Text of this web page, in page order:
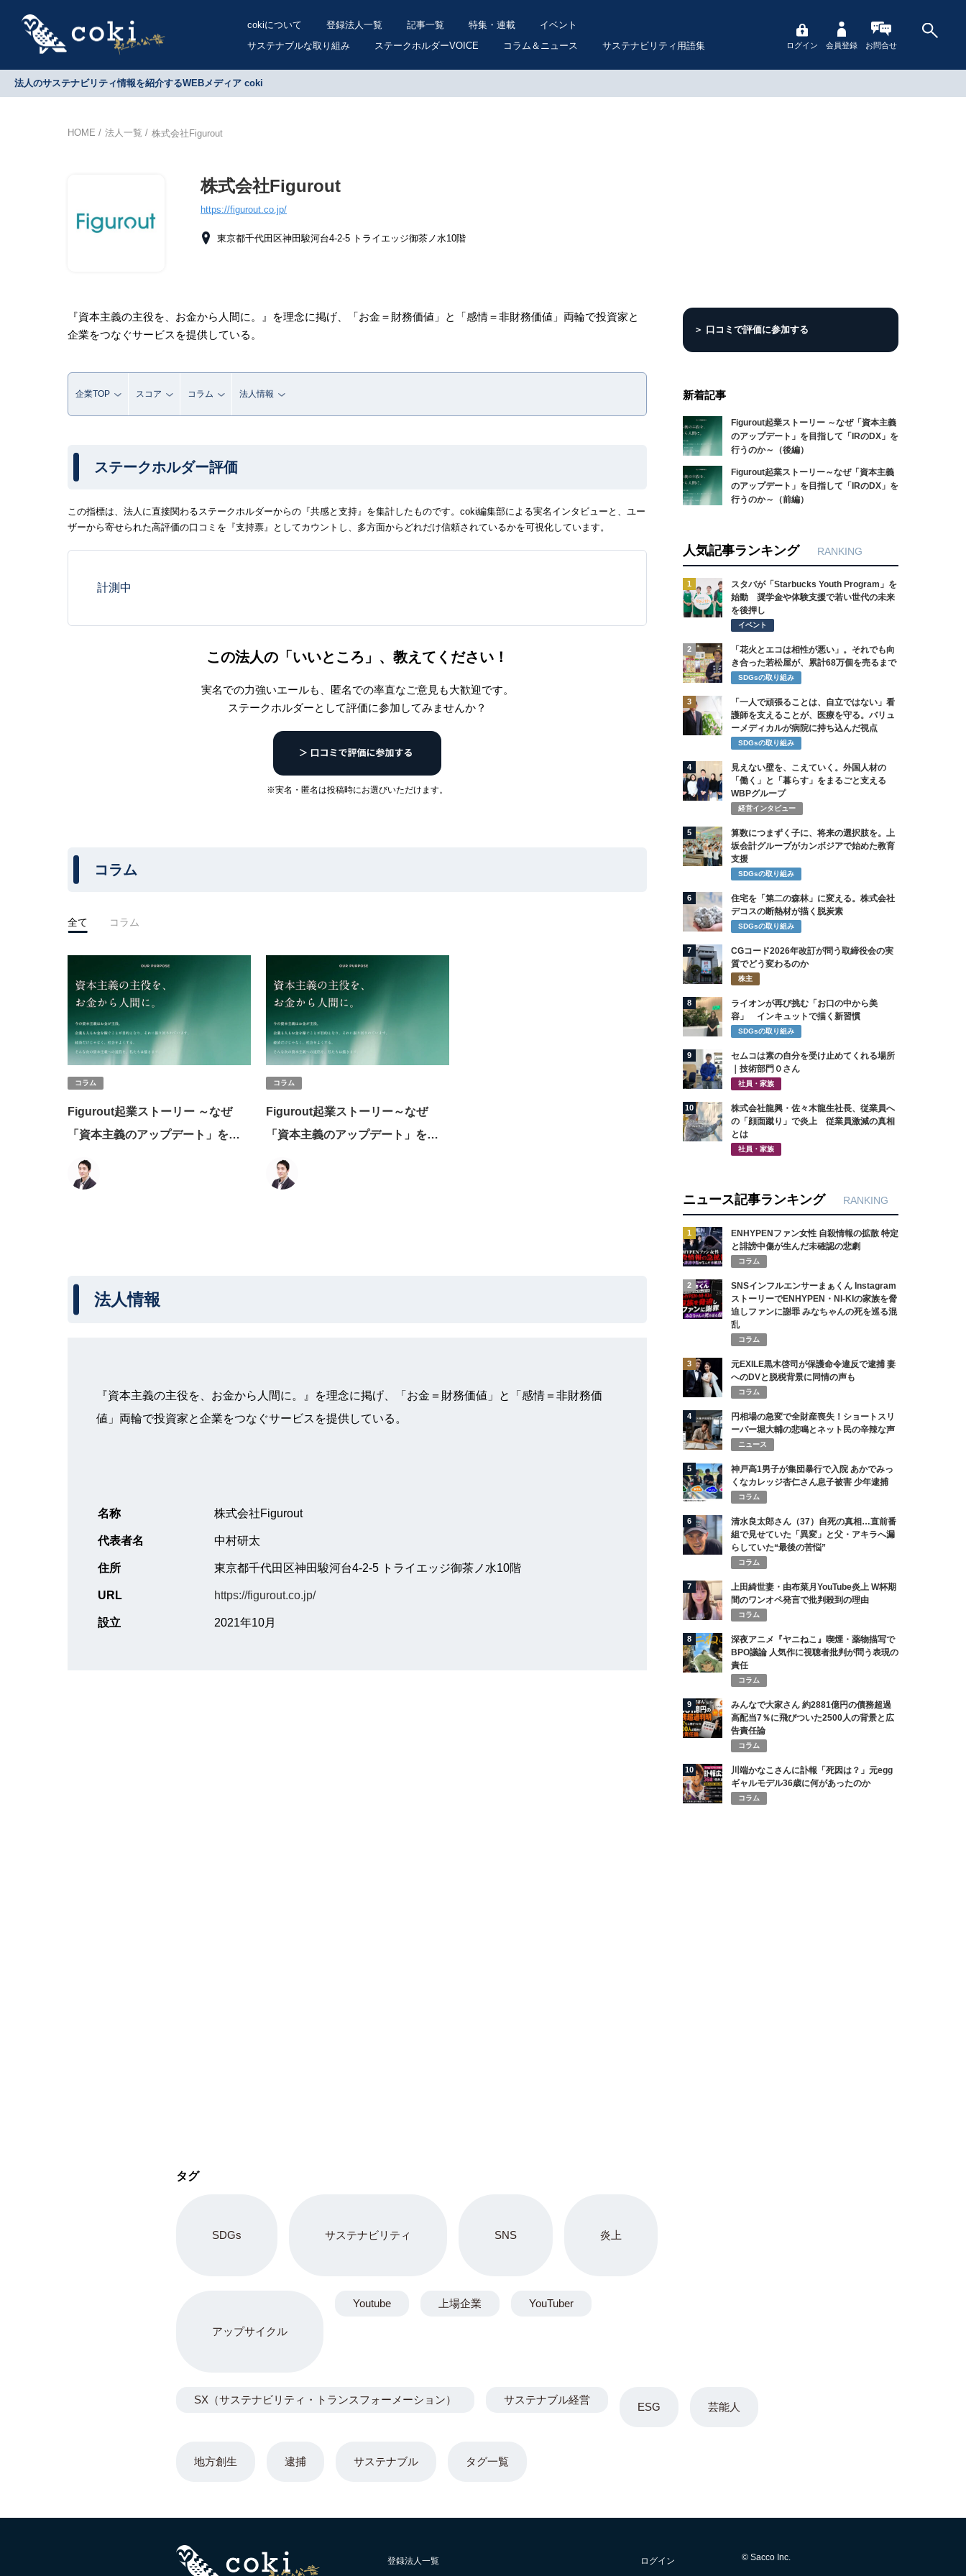
cokiについて 登録法人一覧 記事一覧 特集・連載
イベント
サステナブルな取り組み
ステークホルダーVOICE コラム＆ニュース サステナビリティ用語集 ログイン 会員登録 お問合せ
法人のサステナビリティ情報を紹介するWEBメディア coki
HOME 法人一覧 株式会社Figurout
株式会社Figurout
https://figurout.co.jp/
東京都千代田区神田駿河台4-2-5 トライエッジ御茶ノ水10階
『資本主義の主役を、お金から人間に。』を理念に掲げ、「お金＝財務価値」と「感情＝非財務価値」両輪で投資家と
企業をつなぐサービスを提供している。
企業TOP スコア コラム 法人情報
ステークホルダー評価
この指標は、法人に直接関わるステークホルダーからの『共感と支持』を集計したものです。coki編集部による実名インタビューと、ユー
ザーから寄せられた高評価の口コミを『支持票』としてカウントし、多方面からどれだけ信頼されているかを可視化しています。
計測中
この法人の「いいところ」、 教えてください！
実名での力強いエールも、匿名での率直なご意見も大歓迎です。
ステークホルダーとして評価に参加してみませんか？
※実名・匿名は投稿時にお選びいただけます。
コラム
全て コラム
コラム
Figurout起業ストーリー ～なぜ
「資本主義のアップデート」を目
指して「IRのDX」を行うのか～
（後編）
コラム
Figurout起業ストーリー～なぜ
「資本主義のアップデート」を目
指して「IRのDX」を行うのか～
（前編）
法人情報
『資本主義の主役を、お金から人間に。』を理念に掲げ、「お金＝財務価値」と「感情＝非財務価
値」両輪で投資家と企業をつなぐサービスを提供している。
名称 株式会社Figurout
代表者名 中村研太
住所 東京都千代田区神田駿河台4-2-5 トライエッジ御茶ノ水10階
URL https://figurout.co.jp/
設立 2021年10月
＞ 口コミで評価に参加する
新着記事
Figurout起業ストーリー ～なぜ「資本主義
のアップデート」を目指して「IRのDX」を
行うのか～（後編）
Figurout起業ストーリー～なぜ「資本主義
のアップデート」を目指して「IRのDX」を
行うのか～（前編）
人気記事ランキング RANKING
1
スタバが「Starbucks Youth Program」を
始動 奨学金や体験支援で若い世代の未来
を後押し
イベント
2
「花火とエコは相性が悪い」。それでも向
き合った若松屋が、累計68万個を売るまで
SDGsの取り組み
3
「一人で頑張ることは、自立ではない」看
護師を支えることが、医療を守る。バリュ
ーメディカルが病院に持ち込んだ視点
SDGsの取り組み
4
見えない壁を、こえていく。外国人材の
「働く」と「暮らす」をまるごと支える
WBPグループ
経営インタビュー
5
算数につまずく子に、将来の選択肢を。上
坂会計グループがカンボジアで始めた教育
支援
SDGsの取り組み
6
住宅を「第二の森林」に変える。株式会社
デコスの断熱材が描く脱炭素
SDGsの取り組み
7
CGコード2026年改訂が問う取締役会の実
質でどう変わるのか
株主
8
ライオンが再び挑む「お口の中から美
容」 インキュットで描く新習慣
SDGsの取り組み
9
セムコは素の自分を受け止めてくれる場所
｜技術部門０さん
社員・家族
10
株式会社龍興・佐々木龍生社長、従業員へ
の「顔面蹴り」で炎上 従業員激減の真相
とは
社員・家族
ニュース記事ランキング RANKING
1
ENHYPENファン女性 自殺情報の拡散 特定
と誹謗中傷が生んだ未確認の悲劇
コラム
2
SNSインフルエンサーまぁくん Instagram
ストーリーでENHYPEN・NI-KIの家族を脅
迫しファンに謝罪 みなちゃんの死を巡る混
乱
コラム
3
元EXILE黒木啓司が保護命令違反で逮捕 妻
へのDVと脱税背景に同情の声も
コラム
4
円相場の急変で全財産喪失！ショートスリ
ーパー堀大輔の悲鳴とネット民の辛辣な声
ニュース
5
神戸高1男子が集団暴行で入院 あかでみっ
くなカレッジ杏仁さん息子被害 少年逮捕
コラム
6
清水良太郎さん（37）自死の真相…直前番
組で見せていた「異変」と父・アキラへ漏
らしていた“最後の苦悩”
コラム
7
上田綺世妻・由布菜月YouTube炎上 W杯期
間のワンオペ発言で批判殺到の理由
コラム
8
深夜アニメ『ヤニねこ』喫煙・薬物描写で
BPO議論 人気作に視聴者批判が問う表現の
責任
コラム
9
みんなで大家さん 約2881億円の債務超過
高配当7％に飛びついた2500人の背景と広
告責任論
コラム
10
川端かなこさんに訃報「死因は？」元egg
ギャルモデル36歳に何があったのか
コラム
タグ
SDGs サステナビリティ SNS 炎上
アップサイクル
ESG 芸能人
地方創生 逮捕 サステナブル
Youtube 上場企業 YouTuber
SX（サステナビリティ・トランスフォーメーション） サステナブル経営
タグ一覧
登録法人一覧 ログイン © Sacco Inc.